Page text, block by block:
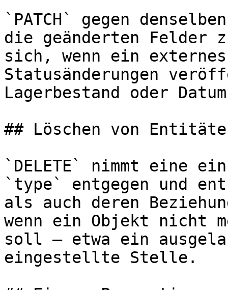
`PATCH` gegen
die geänderten Felder
sich, wenn ein
Statusänderungen
Lagerbestand oder
## Löschen von
`DELETE` nimmt eine
`type` entgegen und
als auch deren
wenn ein Objekt nicht
soll – etwa ein
eingestellte Stelle.